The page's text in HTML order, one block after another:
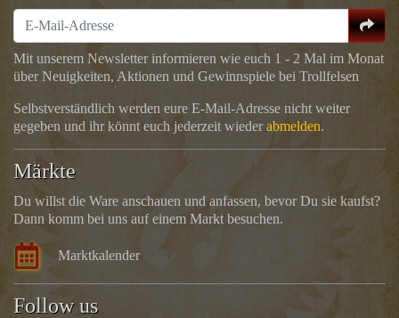
Mit unserem Newsletter informieren wie euch 1 - 2 Mal im Monat
über Neuigkeiten, Aktionen und Gewinnspiele bei Trollfelsen
Selbstverständlich werden eure E-Mail-Adresse nicht weiter
gegeben und ihr könnt euch jederzeit wiederabmelden.
Märkte
Du willst die Ware anschauen und anfassen, bevor Du sie kaufst?
Dann komm bei uns auf einem Markt besuchen.
Marktkalender
Follow us